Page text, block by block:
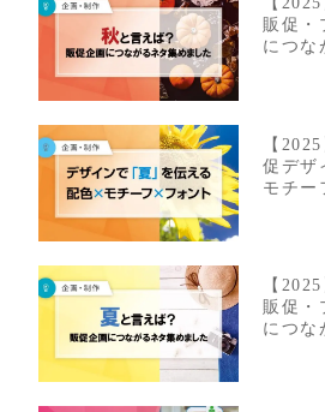
販促・
につな
【
促デ
モチー
【
販促・
につな